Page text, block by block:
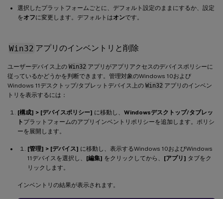
選択したプラットフォームごとに、デフォルト設定のままにするか、設定
をオフに変更します。デフォルトはオンです。
Win32 アプリのインベントリと削除
ユーザーデバイス上の Win32 アプリがアプリアクセスのデバイスポリシーに
従っているかどうかを判断できます。管理対象のWindows 10および
Windows 11デスクトップ/タブレットデバイス上の Win32 アプリのインベン
トリを表示するには：
[構成] > [デバイスポリシー] に移動し、 Windowsデスクトップ/タブレッ
ト プラットフォームのアプリインベントリポリシーを追加します。ポリシ
ーを展開します。
[管理] > [デバイス] に移動し、表示するWindows 10およびWindows
11デバイスを選択し、 [編集] をクリックしてから、 [アプリ] タブをク
リックします。
インベントリの結果が表示されます。